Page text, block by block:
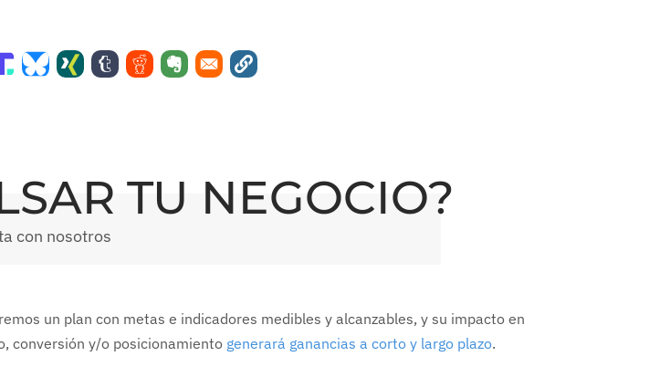
TU NEGOCIO?
con nosotros
un plan con metas e indicadores medibles y alcanzables, y su impacto en
conversión y/o posicionamiento generará ganancias a corto y largo plazo.